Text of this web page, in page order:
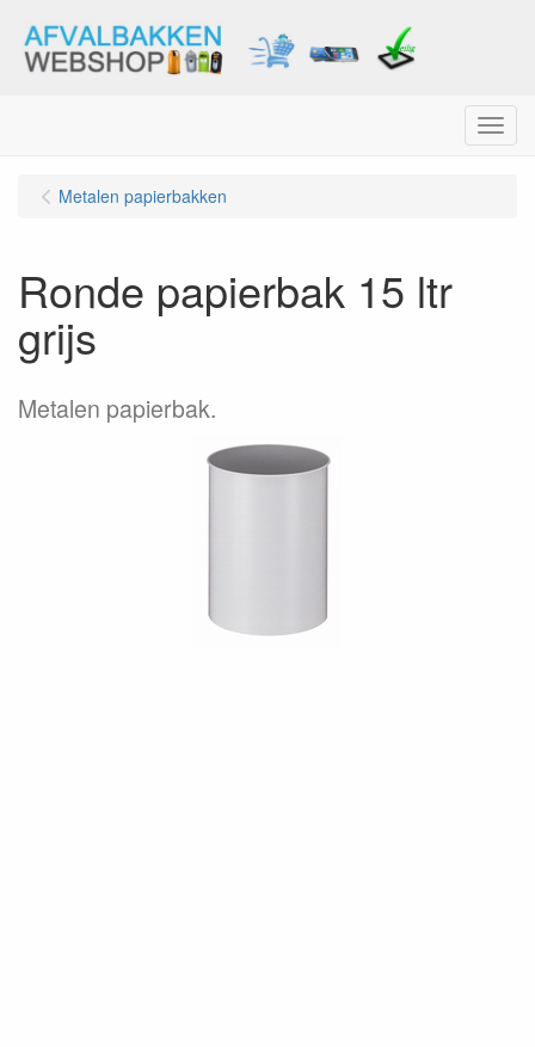
Menu
Metalen papierbakken
Ronde papierbak 15 ltr
grijs
Metalen papierbak.